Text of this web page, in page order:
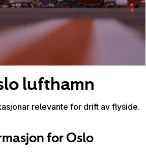
lufthamn
relevante for drift av flyside.
for Oslo